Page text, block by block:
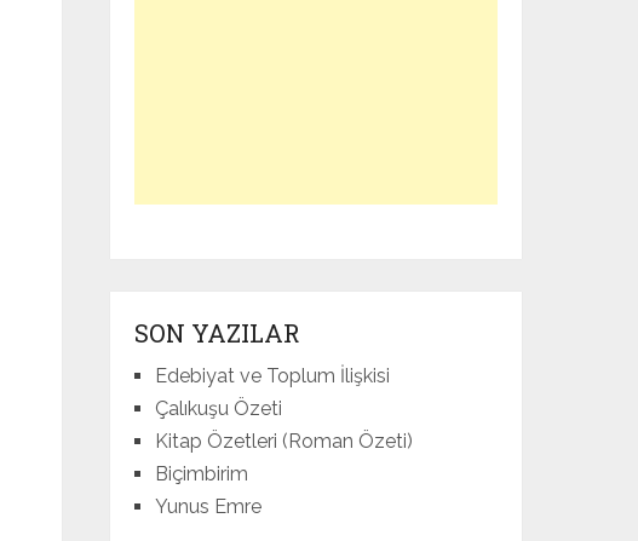
SON YAZILAR
Edebiyat ve Toplum İlişkisi
Çalıkuşu Özeti
Kitap Özetleri (Roman Özeti)
Biçimbirim
Yunus Emre